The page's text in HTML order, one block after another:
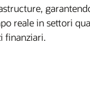
reale in settori
finanziari.